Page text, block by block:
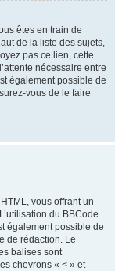
êtes en train de
de la liste des sujets,
pas ce lien, cette
nécessaire entre
également possible de
vous de le faire
vous offrant un
du BBCode
également possible de
de rédaction. Le
balises sont
chevrons « < » et